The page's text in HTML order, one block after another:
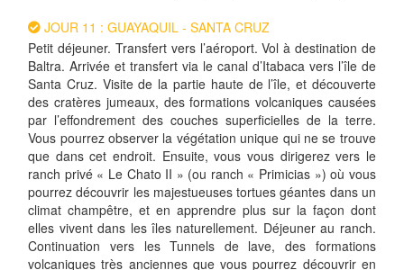
JOUR 11 : GUAYAQUIL - SANTA CRUZ
Petit déjeuner. Transfert vers l’aéroport. Vol à destination de
Baltra. Arrivée et transfert via le canal d’Itabaca vers l’île de
Santa Cruz. Visite de la partie haute de l’île, et découverte
des cratères jumeaux, des formations volcaniques causées
par l’effondrement des couches superficielles de la terre.
Vous pourrez observer la végétation unique qui ne se trouve
que dans cet endroit. Ensuite, vous vous dirigerez vers le
ranch privé « Le Chato II » (ou ranch « Primicias ») où vous
pourrez découvrir les majestueuses tortues géantes dans un
climat champêtre, et en apprendre plus sur la façon dont
elles vivent dans les îles naturellement. Déjeuner au ranch.
Continuation vers les Tunnels de lave, des formations
volcaniques très anciennes que vous pourrez découvrir en